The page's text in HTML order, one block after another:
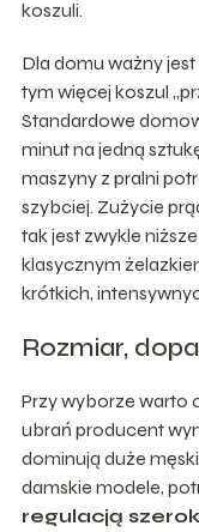
koszuli.
Dla domu ważny
tym więcej koszul
Standardowe
minut na jedną
maszyny z pralni
szybciej. Zużycie
tak jest zwykle
klasycznym
krótkich,
Rozmiar,
Przy wyborze warto
ubrań producent
dominują duże
damskie modele,
regulacją